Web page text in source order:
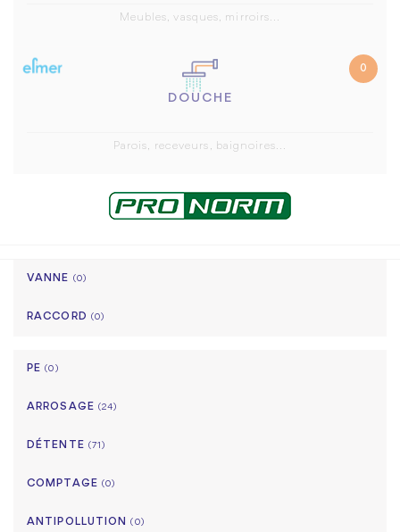
Meubles, vasques, mirroirs...
0
DOUCHE
Parois, receveurs, baignoires...
VANNE (0)
RACCORD (0)
PE(0)
ARROSAGE (24)
DÉTENTE (71)
COMPTAGE (0)
ANTIPOLLUTION(0)